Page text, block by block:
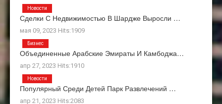
Сделки С Недвижимостью В Шардже Выросли …
мая 09, 2023 Hits:1909
Новости
Объединенные Арабские Эмираты И Камбоджа…
апр 27, 2023 Hits:1910
Бизнес
Популярный Среди Детей Парк Развлечений …
апр 21, 2023 Hits:2083
Новости